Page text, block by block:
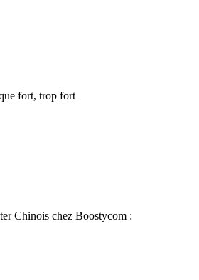
fort, trop fort
Chinois chez Boostycom :